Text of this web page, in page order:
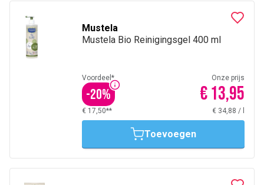
Mustela
Mustela Bio Reinigingsgel 400 ml
Voordeel*
-20%
Onze prijs
€ 13,95
€ 17,50** € 34,88 /
Toevoegen